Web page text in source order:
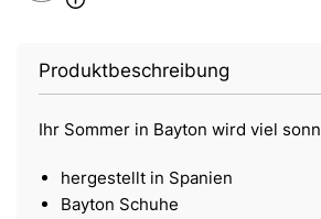
Produktbeschreibung
Ihr Sommer in Bayton wird viel
hergestellt in Spanien
Bayton Schuhe